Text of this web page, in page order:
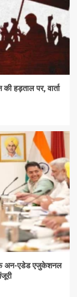
हड़ताल पर, वार्ता
अन-एडेड एजुकेशनल